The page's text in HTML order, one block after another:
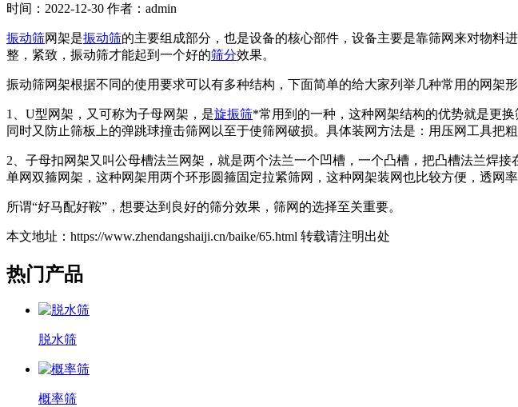
时间：2022-12-30 作者：admin
振动筛网架是振动筛的主要组成部分，也是设备的核心部件，设备主要是靠筛网来对物料
整，紧致，振动筛才能起到一个好的筛分效果。
振动筛网架根据不同的使用要求可以有多种结构，下面简单的给大家列举几种常用的网架形
1、U型网架，又可称为子母网架，是旋振筛*常用到的一种，这种网架结构的优势就是更
同时又防止筛板上的弹跳球撞击筛网以至于使筛网破损。具体装网方法是：用压网工具把
2、子母扣网架又叫公母槽法兰网架，就是两个法兰一个凹槽，一个凸槽，把凸槽法兰焊
单网双箍网架，这种网架用两个环形圆箍固定拉紧筛网，这种网架装网也比较方便，透网
所谓“好马配好鞍”，想要达到良好的筛分效果，筛网的选择至关重要。
本文地址：https://www.zhendangshaiji.cn/baike/65.html 转载请注明出处
热门产品
脱水筛
概率筛